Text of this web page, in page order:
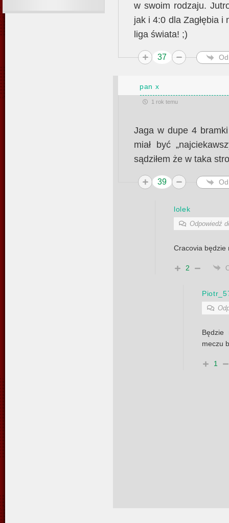
w swoim rodzaju.
jak i 4:0 dla Zagłębia
liga świata! ;)
37
pan x
1 rok temu
Jaga w dupe 4
miał być
sądziłem że w taka
39
lolek
Odpowiedź
Cracovia będzie
2
Będzie
meczu
1